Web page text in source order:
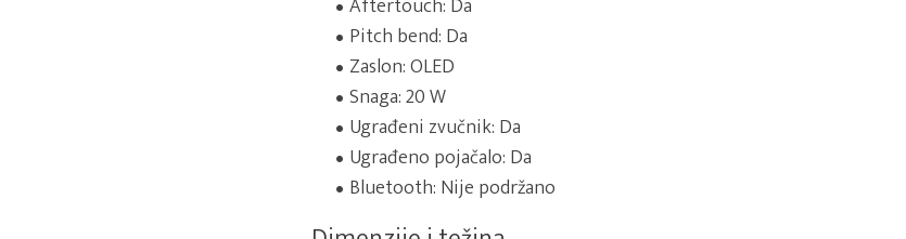
Aftertouch: Da
Pitch bend: Da
Zaslon: OLED
Snaga: 20 W
Ugrađeni zvučnik: Da
Ugrađeno pojačalo: Da
Bluetooth: Nije podržano